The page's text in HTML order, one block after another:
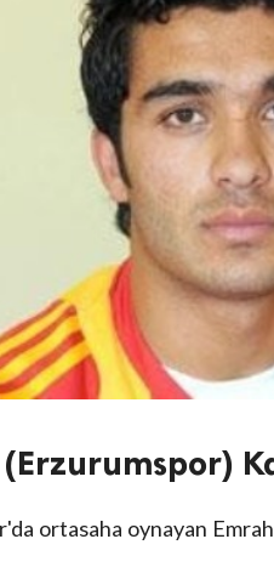
ortasaha oynayan